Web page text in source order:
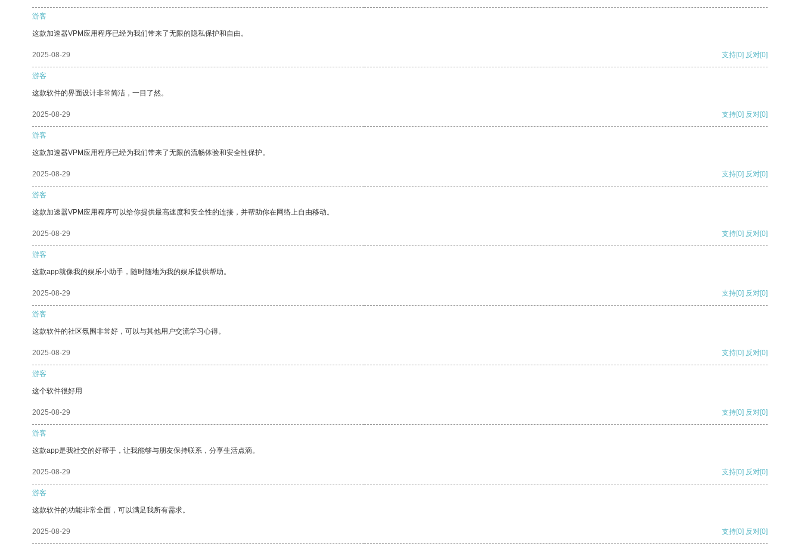
游客
这款加速器VPM应用程序已经为我们带来了无限的隐私保护和自由。
2025-08-29 支持[0] 反对[0]
游客
这款软件的界面设计非常简洁，一目了然。
2025-08-29 支持[0] 反对[0]
游客
这款加速器VPM应用程序已经为我们带来了无限的流畅体验和安全性保护。
2025-08-29 支持[0] 反对[0]
游客
这款加速器VPM应用程序可以给你提供最高速度和安全性的连接，并帮助你在网络上自由移动。
2025-08-29 支持[0] 反对[0]
游客
这款app就像我的娱乐小助手，随时随地为我的娱乐提供帮助。
2025-08-29 支持[0] 反对[0]
游客
这款软件的社区氛围非常好，可以与其他用户交流学习心得。
2025-08-29 支持[0] 反对[0]
游客
这个软件很好用
2025-08-29 支持[0] 反对[0]
游客
这款app是我社交的好帮手，让我能够与朋友保持联系，分享生活点滴。
2025-08-29 支持[0] 反对[0]
游客
这款软件的功能非常全面，可以满足我所有需求。
2025-08-29 支持[0] 反对[0]